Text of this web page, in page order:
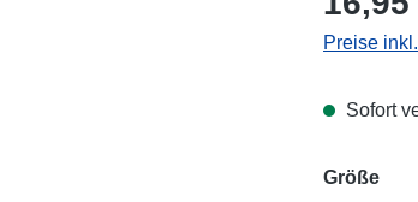
Preise
Sofort
Größe